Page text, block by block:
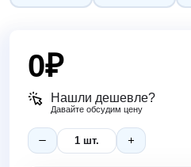
0₽
Нашли дешевле?
Давайте обсудим цену